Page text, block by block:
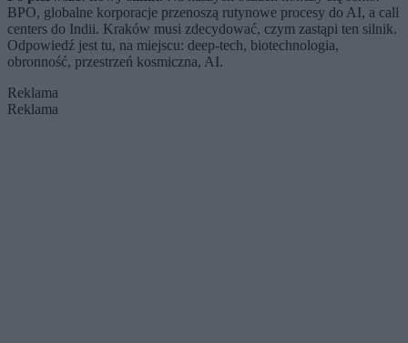
BPO, globalne korporacje przenoszą rutynowe procesy do AI, a call
centers do Indii. Kraków musi zdecydować, czym zastąpi ten silnik.
Odpowiedź jest tu, na miejscu: deep-tech, biotechnologia,
obronność, przestrzeń kosmiczna, AI.
Reklama
Reklama